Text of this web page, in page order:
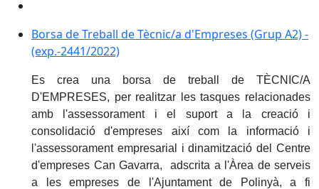
Borsa de Treball de Tècnic/a d'Empreses (Grup A2) -
(exp.-2441/2022)
Es crea una borsa de treball de TÈCNIC/A
D'EMPRESES, per realitzar les tasques relacionades
amb l'assessorament i el suport a la creació i
consolidació d'empreses així com la informació i
l'assessorament empresarial i dinamització del Centre
d'empreses Can Gavarra, adscrita a l'Àrea de serveis
a les empreses de l'Ajuntament de Polinyà, a fi